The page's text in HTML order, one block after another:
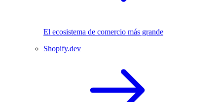
El ecosistema de comercio más grande
Shopify.dev